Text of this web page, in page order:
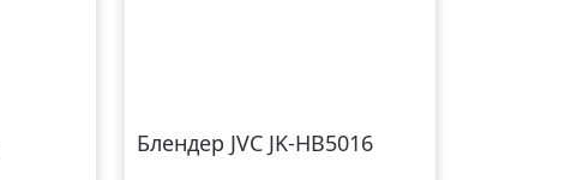
Блендер JVC JK-HB5016